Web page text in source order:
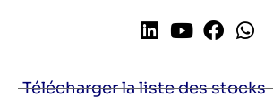
Télécharger la liste des stocks